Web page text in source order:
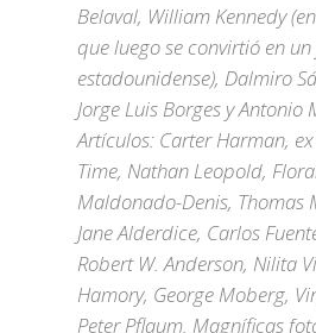
Belaval, William Kennedy
que luego se convirtió en
estadounidense), Dalmiro
Jorge Luis Borges y Antonio
Artículos: Carter Harman,
Time, Nathan Leopold,
Maldonado-Denis, Thomas
Jane Alderdice, Carlos
Robert W. Anderson, Nilita
Hamory, George Moberg,
Peter Pflaum. Magníficas